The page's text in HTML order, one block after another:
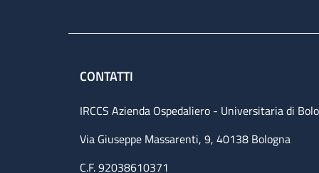
CONTATTI
IRCCS Azienda Ospedaliero - Universitaria di
Via Giuseppe Massarenti, 9, 40138 Bologna
C.F. 92038610371